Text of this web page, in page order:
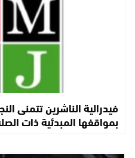
فيدرالية الناشرين تتمنى
بمواقفها المبدئية ذات